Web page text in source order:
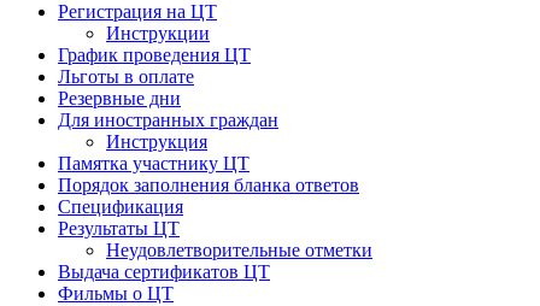
Регистрация на ЦТ
Инструкции
График проведения ЦТ
Льготы в оплате
Резервные дни
Для иностранных граждан
Инструкция
Памятка участнику ЦТ
Порядок заполнения бланка ответов
Спецификация
Результаты ЦТ
Неудовлетворительные отметки
Выдача сертификатов ЦТ
Фильмы о ЦТ